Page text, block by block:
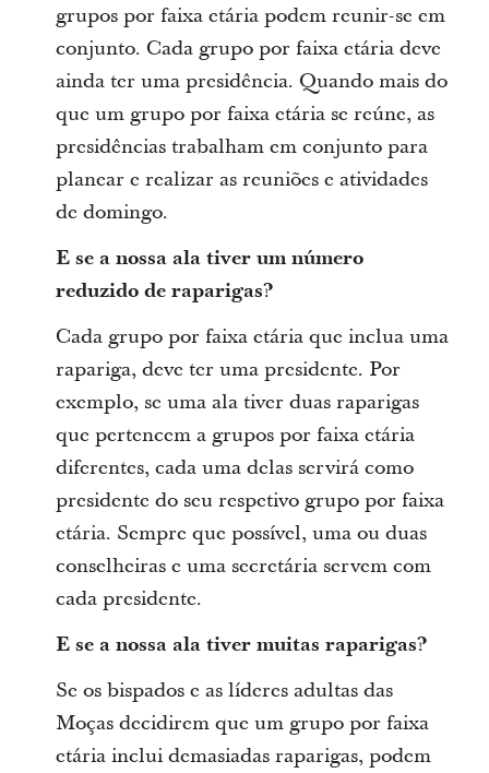
grupos por faixa etária podem reunir-se em
conjunto. Cada grupo por faixa etária deve
ainda ter uma presidência. Quando mais do
que um grupo por faixa etária se reúne, as
presidências trabalham em conjunto para
planear e realizar as reuniões e atividades
de domingo.
E se a nossa ala tiver um número
reduzido de raparigas?
Cada grupo por faixa etária que inclua uma
rapariga, deve ter uma presidente. Por
exemplo, se uma ala tiver duas raparigas
que pertencem a grupos por faixa etária
diferentes, cada uma delas servirá como
presidente do seu respetivo grupo por faixa
etária. Sempre que possível, uma ou duas
conselheiras e uma secretária servem com
cada presidente.
E se a nossa ala tiver muitas raparigas?
Se os bispados e as líderes adultas das
Moças decidirem que um grupo por faixa
etária inclui demasiadas raparigas, podem